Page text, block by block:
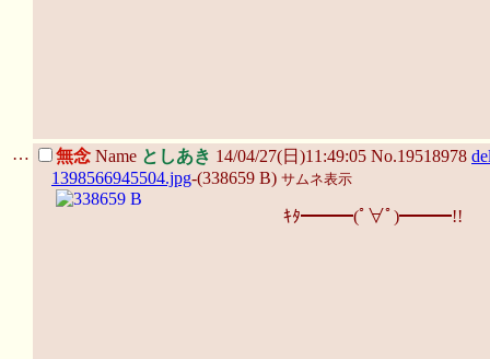
… 無念 Name としあき 14/04/27(日)11:49:05 No.19518978
1398566945504.jpg-(338659 B) サムネ表示
ｷﾀ━━━(ﾟ∀ﾟ)━━━!!